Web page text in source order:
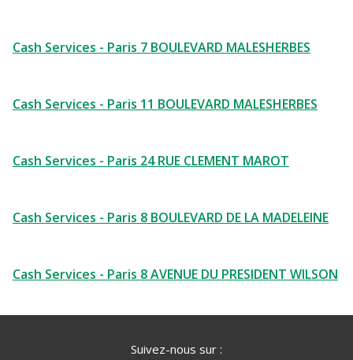
Cash Services - Paris 7 BOULEVARD MALESHERBES
Cash Services - Paris 11 BOULEVARD MALESHERBES
Cash Services - Paris 24 RUE CLEMENT MAROT
Cash Services - Paris 8 BOULEVARD DE LA MADELEINE
Cash Services - Paris 8 AVENUE DU PRESIDENT WILSON
Suivez-nous sur :